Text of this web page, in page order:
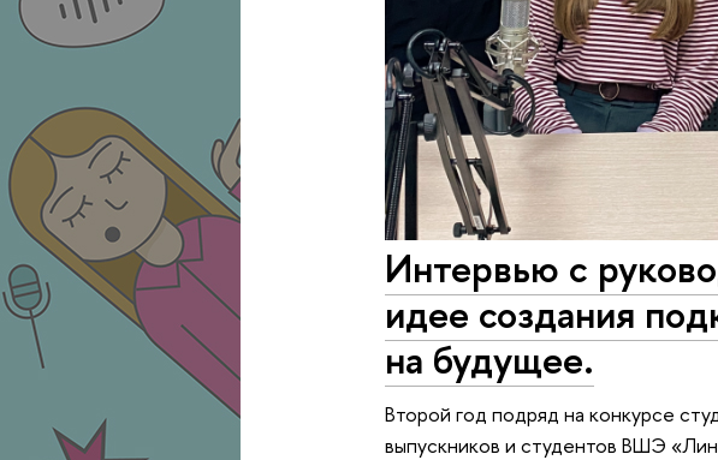
Интервью с
идее создания
на будущее.
Второй год подряд на конкурсе
выпускников и студентов ВШЭ